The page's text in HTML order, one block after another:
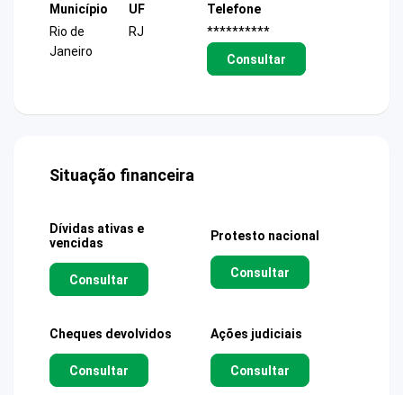
Município
Rio de
Janeiro
UF
RJ
Telefone
**********
Consultar
Situação financeira
Dívidas ativas e
vencidas
Consultar
Protesto nacional
Consultar
Cheques devolvidos
Consultar
Ações judiciais
Consultar